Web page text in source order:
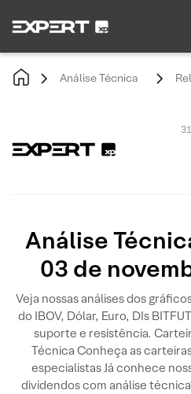
Análise Técnica
Análise
03 de
Veja nossas análises dos
do IBOV, Dólar, Euro, DIs
suporte e resistência.
Técnica Conheça as
especialistas Já conhece
dividendos com análise